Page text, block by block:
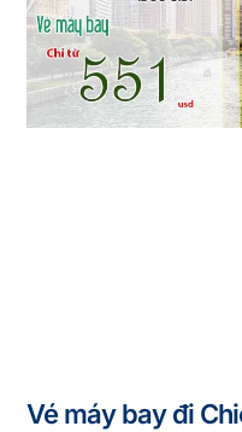
Vé máy bay đi